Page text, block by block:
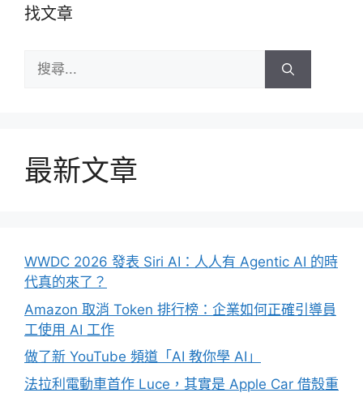
找文章
尋:
最新文章
WWDC 2026 發表 Siri AI：人人有 Agentic AI 的時
代真的來了？
Amazon 取消 Token 排行榜：企業如何正確引導員
工使用 AI 工作
做了新 YouTube 頻道「AI 教你學 AI」
法拉利電動車首作 Luce，其實是 Apple Car 借殼重